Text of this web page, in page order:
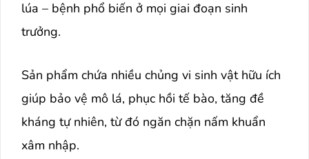
lúa – bệnh phổ biến ở mọi giai đoạn sinh
trưởng.
Sản phẩm chứa nhiều chủng vi sinh vật hữu ích
giúp bảo vệ mô lá, phục hồi tế bào, tăng đề
kháng tự nhiên, từ đó ngăn chặn nấm khuẩn
xâm nhập.